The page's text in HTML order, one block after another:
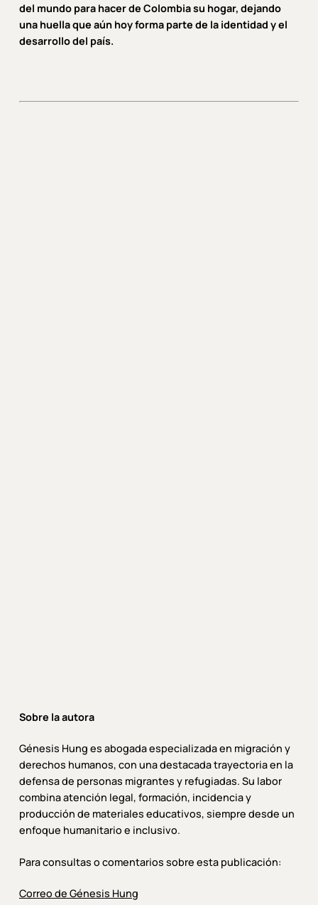
del mundo para hacer de Colombia su hogar, dejando
una huella que aún hoy forma parte de la identidad y el
desarrollo del país.
Sobre la autora
Génesis Hung es abogada especializada en migración y
derechos humanos, con una destacada trayectoria en la
defensa de personas migrantes y refugiadas. Su labor
combina atención legal, formación, incidencia y
producción de materiales educativos, siempre desde un
enfoque humanitario e inclusivo.
Para consultas o comentarios sobre esta publicación:
Correo de Génesis Hung